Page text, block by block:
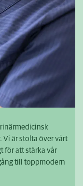
Vi är stolta över vårt
för att stärka vår
till toppmodern